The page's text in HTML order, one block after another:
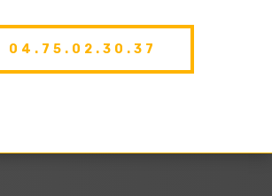
04.75.02.30.37